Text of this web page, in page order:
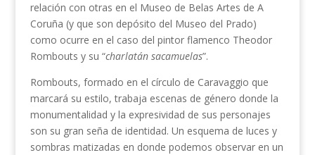
relación con otras en el Museo de Belas Artes de A
Coruña (y que son depósito del Museo del Prado)
como ocurre en el caso del pintor flamenco Theodor
Rombouts y su “charlatán sacamuelas”.
Rombouts, formado en el círculo de Caravaggio que
marcará su estilo, trabaja escenas de género donde la
monumentalidad y la expresividad de sus personajes
son su gran seña de identidad. Un esquema de luces y
sombras matizadas en donde podemos observar en un